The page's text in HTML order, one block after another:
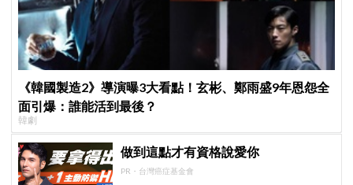
《韓國製造2》導演曝3大看點！玄彬、鄭雨盛9年恩怨全
面引爆：誰能活到最後？
韓劇
做到這點才有資格說愛你
PR・台灣癌症基金會